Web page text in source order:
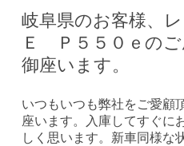
岐阜県のお客様、
Ｅ Ｐ５５０ｅのご
御座います。
いつもいつも弊社をご愛顧
座います。入庫してすぐに
しく思います。新車同様な